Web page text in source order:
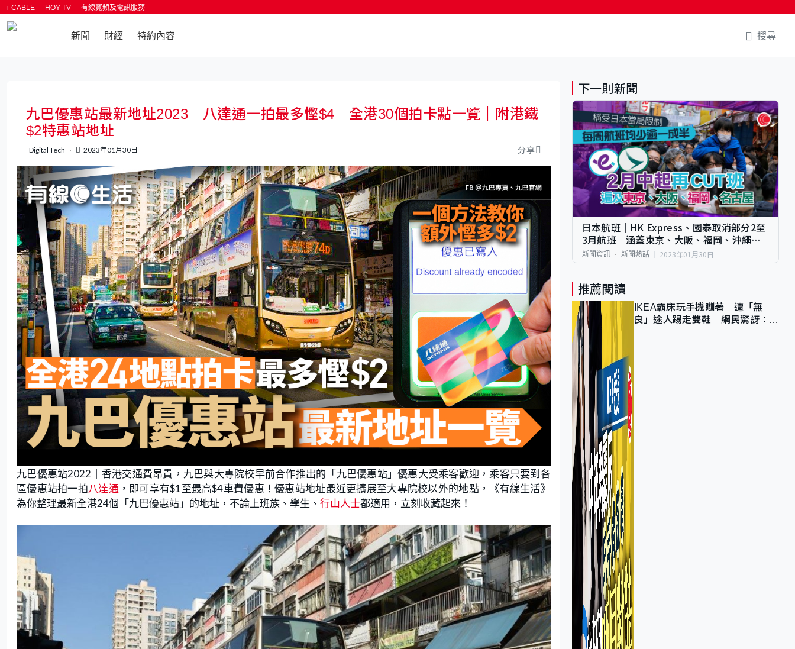
i-CABLE HOY TV 有線寬頻及電訊服務
新聞 財經 特約內容 搜尋
九巴優惠站最新地址2023 八達通一拍最多慳$4 全港30個拍卡點一覽｜附港鐵
$2特惠站地址
Digital Tech 2023年01月30日 分享
九巴優惠站2022｜香港交通費昂貴，九巴與大專院校早前合作推出的「九巴優惠站」優惠大受乘客歡迎，乘客只要到各
區優惠站拍一拍八達通 ，即可享有$1至最高$4車費優惠！優惠站地址最近更擴展至大專院校以外的地點，《有線生活》
為你整理最新全港24個「九巴優惠站」的地址，不論上班族、學生、 行山人士都適用，立刻收藏起來！
下一則新聞
日本航班｜HK Express、國泰取消部分2至
3月航班 涵蓋東京、大阪、福岡、沖繩
等 即睇航班資料
新聞資訊 新聞熱話 2023年01月30日
推薦閱讀
IKEA霸床玩手機瞓著 遭「無
良」途人踢走雙鞋 網民驚訝：冇